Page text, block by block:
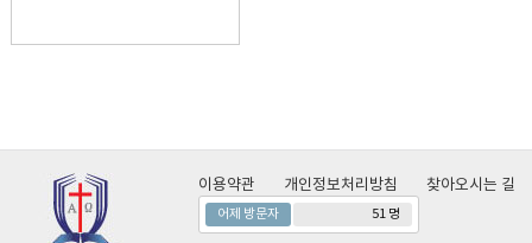
이용약관 개인정보처리방침 찾아오시는 길
어제 방문자 51 명